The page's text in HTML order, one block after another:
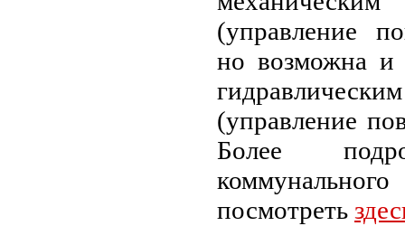
(управление
но возможна и
(управление
Более
посмотреть